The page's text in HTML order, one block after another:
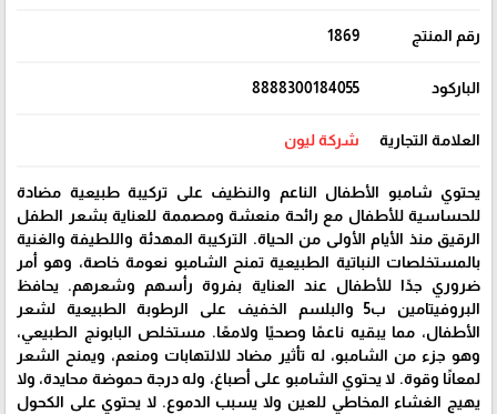
رقم المنتج 1869
الباركود 8888300184055
العلامة التجارية شركة ليون
يحتوي شامبو الأطفال الناعم والنظيف على تركيبة طبيعية مضادة
للحساسية للأطفال مع رائحة منعشة ومصممة للعناية بشعر الطفل
الرقيق منذ الأيام الأولى من الحياة. التركيبة المهدئة واللطيفة والغنية
بالمستخلصات النباتية الطبيعية تمنح الشامبو نعومة خاصة، وهو أمر
ضروري جدًا للأطفال عند العناية بفروة رأسهم وشعرهم. يحافظ
البروفيتامين ب5 والبلسم الخفيف على الرطوبة الطبيعية لشعر
الأطفال، مما يبقيه ناعمًا وصحيًا ولامعًا. مستخلص البابونج الطبيعي،
وهو جزء من الشامبو، له تأثير مضاد للالتهابات ومنعم، ويمنح الشعر
لمعانًا وقوة. لا يحتوي الشامبو على أصباغ، وله درجة حموضة محايدة، ولا
يهيج الغشاء المخاطي للعين ولا يسبب الدموع. لا يحتوي على الكحول